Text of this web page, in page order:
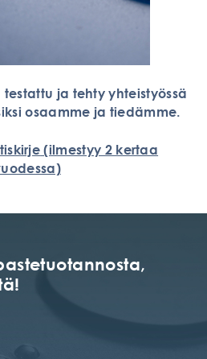
ja tehty yhteistyössä
osaamme ja tiedämme.
(ilmestyy 2 kertaa